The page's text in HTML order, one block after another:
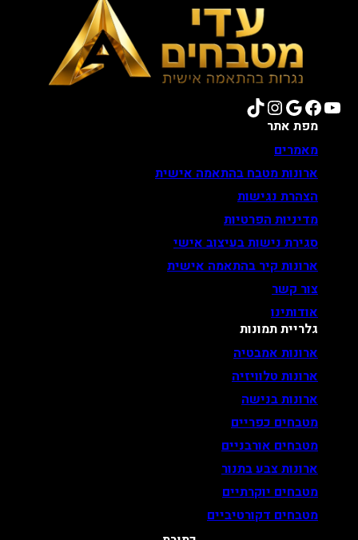
YouTube
Facebook
Google
Instagram
TikTok
מפת אתר
מאמרים
ארונות מטבח בהתאמה אישית
הצהרת נגישות
מדיניות הפרטיות
סגירת נישות בעיצוב אישי
ארונות קיר בהתאמה אישית
צור קשר
אודותינו
גלריית תמונות
ארונות אמבטיה
ארונות טלוויזיה
ארונות בנישה
מטבחים כפריים
מטבחים אורבניים
ארונות צבע בתנור
מטבחים יוקרתיים
מטבחים דקורטיביים